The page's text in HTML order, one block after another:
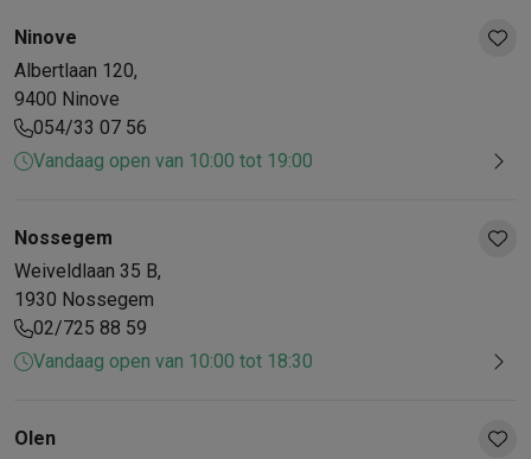
Ninove
Albertlaan 120,
9400 Ninove
054/33 07 56
Vandaag open van 10:00 tot 19:00
Nossegem
Weiveldlaan 35 B,
1930 Nossegem
02/725 88 59
Vandaag open van 10:00 tot 18:30
Olen